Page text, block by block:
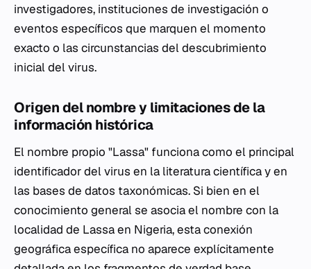
investigadores, instituciones de investigación o
eventos específicos que marquen el momento
exacto o las circunstancias del descubrimiento
inicial del virus.
Origen del nombre y limitaciones de la
información histórica
El nombre propio "Lassa" funciona como el principal
identificador del virus en la literatura científica y en
las bases de datos taxonómicas. Si bien en el
conocimiento general se asocia el nombre con la
localidad de Lassa en Nigeria, esta conexión
geográfica específica no aparece explícitamente